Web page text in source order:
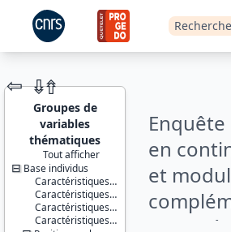
Recherche
JEU DE
DONNÉES
en
et
⇦ ⇮⇮
Groupes de
variables
thématiques
Tout afficher
Base individus
Caractéristiques individuelles
Caractéristiques de la personne de référence
Caractéristiques du logement
Caractéristiques du ménage